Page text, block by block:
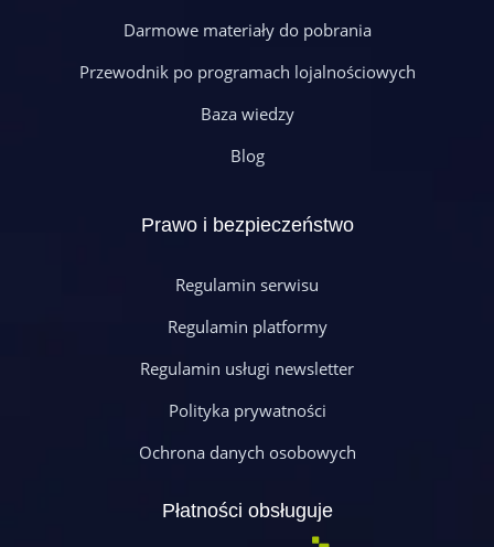
Darmowe materiały do pobrania
Przewodnik po programach lojalnościowych
Baza wiedzy
Blog
Prawo i bezpieczeństwo
Regulamin serwisu
Regulamin platformy
Regulamin usługi newsletter
Polityka prywatności
Ochrona danych osobowych
Płatności obsługuje